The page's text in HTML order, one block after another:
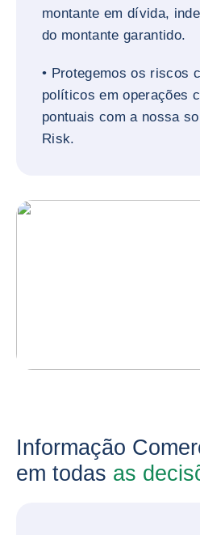
montante em dívida,
do montante garantido.
• Protegemos os riscos
políticos em operações
pontuais com a nossa
Risk.
Informação
em todas as